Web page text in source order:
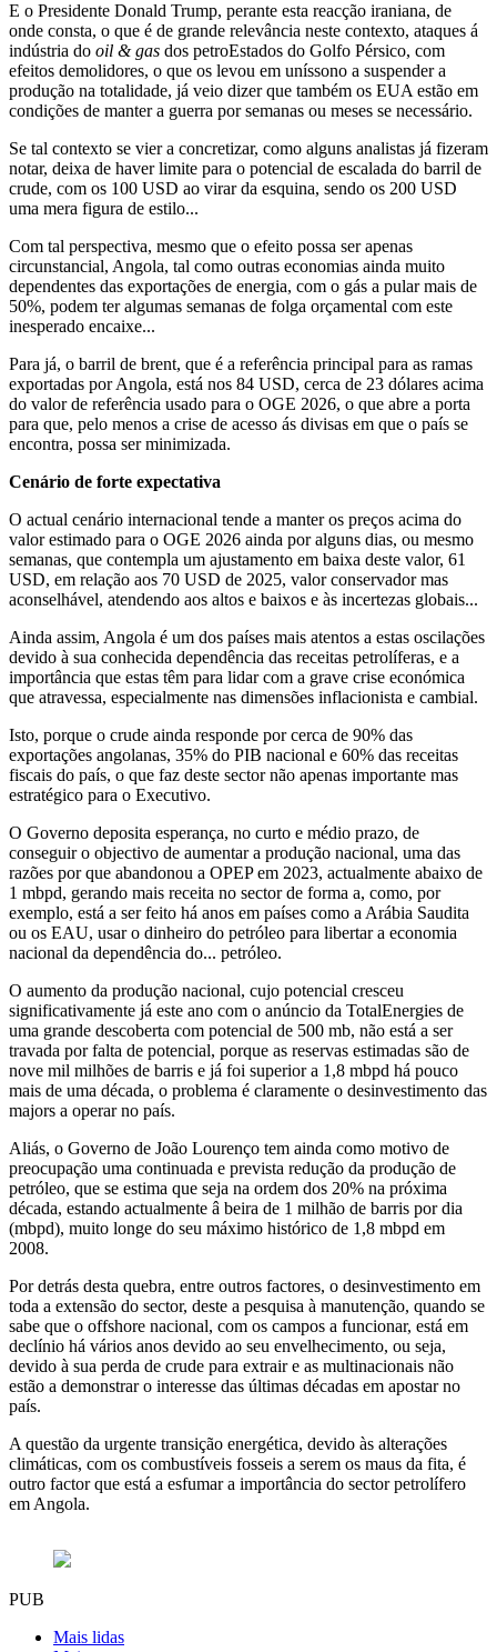
E o Presidente Donald Trump, perante esta reacção iraniana, de
onde consta, o que é de grande relevância neste contexto, ataques á
indústria do oil & gas dos petroEstados do Golfo Pérsico, com
efeitos demolidores, o que os levou em uníssono a suspender a
produção na totalidade, já veio dizer que também os EUA estão em
condições de manter a guerra por semanas ou meses se necessário.
Se tal contexto se vier a concretizar, como alguns analistas já fizeram
notar, deixa de haver limite para o potencial de escalada do barril de
crude, com os 100 USD ao virar da esquina, sendo os 200 USD
uma mera figura de estilo...
Com tal perspectiva, mesmo que o efeito possa ser apenas
circunstancial, Angola, tal como outras economias ainda muito
dependentes das exportações de energia, com o gás a pular mais de
50%, podem ter algumas semanas de folga orçamental com este
inesperado encaixe...
Para já, o barril de brent, que é a referência principal para as ramas
exportadas por Angola, está nos 84 USD, cerca de 23 dólares acima
do valor de referência usado para o OGE 2026, o que abre a porta
para que, pelo menos a crise de acesso ás divisas em que o país se
encontra, possa ser minimizada.
Cenário de forte expectativa
O actual cenário internacional tende a manter os preços acima do
valor estimado para o OGE 2026 ainda por alguns dias, ou mesmo
semanas, que contempla um ajustamento em baixa deste valor, 61
USD, em relação aos 70 USD de 2025, valor conservador mas
aconselhável, atendendo aos altos e baixos e às incertezas globais...
Ainda assim, Angola é um dos países mais atentos a estas oscilações
devido à sua conhecida dependência das receitas petrolíferas, e a
importância que estas têm para lidar com a grave crise económica
que atravessa, especialmente nas dimensões inflacionista e cambial.
Isto, porque o crude ainda responde por cerca de 90% das
exportações angolanas, 35% do PIB nacional e 60% das receitas
fiscais do país, o que faz deste sector não apenas importante mas
estratégico para o Executivo.
O Governo deposita esperança, no curto e médio prazo, de
conseguir o objectivo de aumentar a produção nacional, uma das
razões por que abandonou a OPEP em 2023, actualmente abaixo de
1 mbpd, gerando mais receita no sector de forma a, como, por
exemplo, está a ser feito há anos em países como a Arábia Saudita
ou os EAU, usar o dinheiro do petróleo para libertar a economia
nacional da dependência do... petróleo.
O aumento da produção nacional, cujo potencial cresceu
significativamente já este ano com o anúncio da TotalEnergies de
uma grande descoberta com potencial de 500 mb, não está a ser
travada por falta de potencial, porque as reservas estimadas são de
nove mil milhões de barris e já foi superior a 1,8 mbpd há pouco
mais de uma década, o problema é claramente o desinvestimento das
majors a operar no país.
Aliás, o Governo de João Lourenço tem ainda como motivo de
preocupação uma continuada e prevista redução da produção de
petróleo, que se estima que seja na ordem dos 20% na próxima
década, estando actualmente â beira de 1 milhão de barris por dia
(mbpd), muito longe do seu máximo histórico de 1,8 mbpd em
2008.
Por detrás desta quebra, entre outros factores, o desinvestimento em
toda a extensão do sector, deste a pesquisa à manutenção, quando se
sabe que o offshore nacional, com os campos a funcionar, está em
declínio há vários anos devido ao seu envelhecimento, ou seja,
devido à sua perda de crude para extrair e as multinacionais não
estão a demonstrar o interesse das últimas décadas em apostar no
país.
A questão da urgente transição energética, devido às alterações
climáticas, com os combustíveis fosseis a serem os maus da fita, é
outro factor que está a esfumar a importância do sector petrolífero
em Angola.
PUB
Mais lidas